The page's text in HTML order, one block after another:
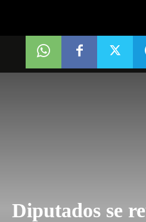
Diputados se